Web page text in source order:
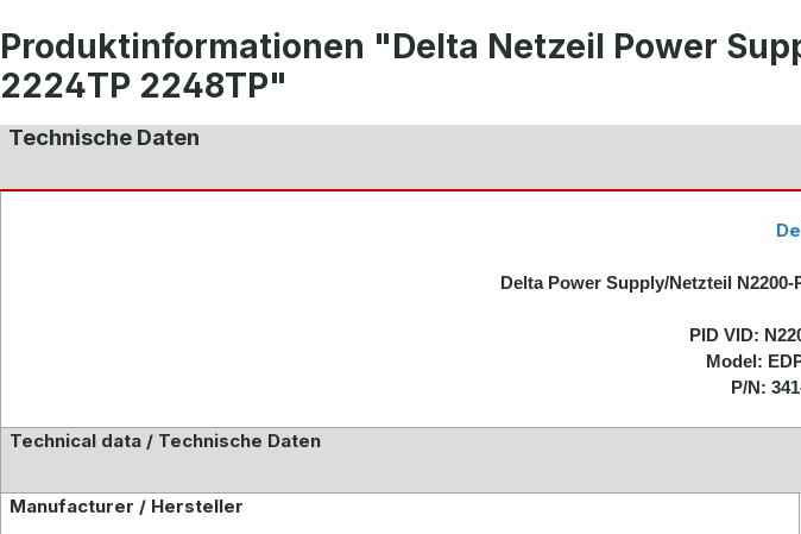
Produktinformationen "Delta Netzeil Power
2224TP 2248TP"
Technische Daten
Delta Power Supply/Netzteil N2200-
PID VID:
Model:
P/N:
Technical data / Technische Daten
Manufacturer / Hersteller